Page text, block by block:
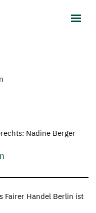
Nadine Berger
Fairer Handel Berlin ist